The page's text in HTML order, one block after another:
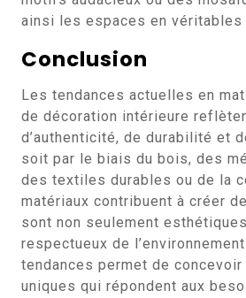
ainsi les espaces en véritables
Conclusion
Les tendances actuelles en
de décoration intérieure
d’authenticité, de durabilité et
soit par le biais du bois, des
des textiles durables ou de la
matériaux contribuent à créer
sont non seulement
respectueux de
tendances permet de
uniques qui répondent aux